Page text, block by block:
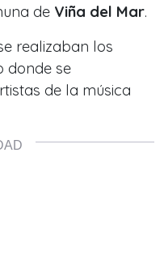
de Viña del Mar.
realizaban los
donde se
de la música